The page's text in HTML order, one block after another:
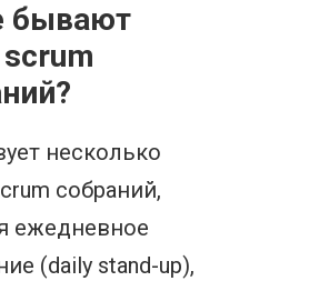
бывают
несколько
собраний,
ежедневное
(daily stand-up),